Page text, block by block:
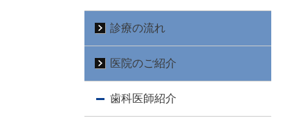
診療の流れ
医院のご紹介
歯科医師紹介